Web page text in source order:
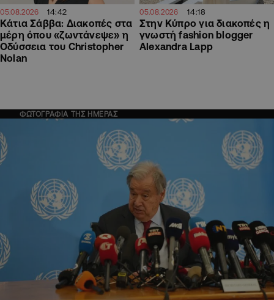
05.08.2026 14:42
Κάτια Σάββα: Διακοπές στα
μέρη όπου «ζωντάνεψε» η
Οδύσσεια του Christopher
Nolan
05.08.2026 14:18
Στην Κύπρο για διακοπές η
γνωστή fashion blogger
Alexandra Lapp
ΦΩΤΟΓΡΑΦΙΑ ΤΗΣ ΗΜΕΡΑΣ